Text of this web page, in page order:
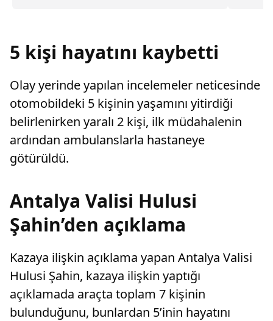
5 kişi hayatını kaybetti
Olay yerinde yapılan incelemeler neticesinde
otomobildeki 5 kişinin yaşamını yitirdiği
belirlenirken yaralı 2 kişi, ilk müdahalenin
ardından ambulanslarla hastaneye
götürüldü.
Antalya Valisi Hulusi
Şahin’den açıklama
Kazaya ilişkin açıklama yapan Antalya Valisi
Hulusi Şahin, kazaya ilişkin yaptığı
açıklamada araçta toplam 7 kişinin
bulunduğunu, bunlardan 5’inin hayatını